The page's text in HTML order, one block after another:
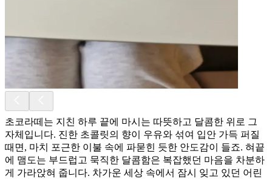
초코라떼는 지친 하루 끝에 마시는 따뜻하고 달콤한 위로 그
자체입니다. 진한 초콜릿의 향이 우유와 섞여 입안 가득 퍼질
때면, 마치 포근한 이불 속에 파묻힌 듯한 안도감이 들죠. 혀끝
에 맴도는 부드럽고 묵직한 달콤함은 복잡했던 마음을 차분하
게 가라앉혀 줍니다. 차가운 세상 속에서 잠시 잊고 있던 어린